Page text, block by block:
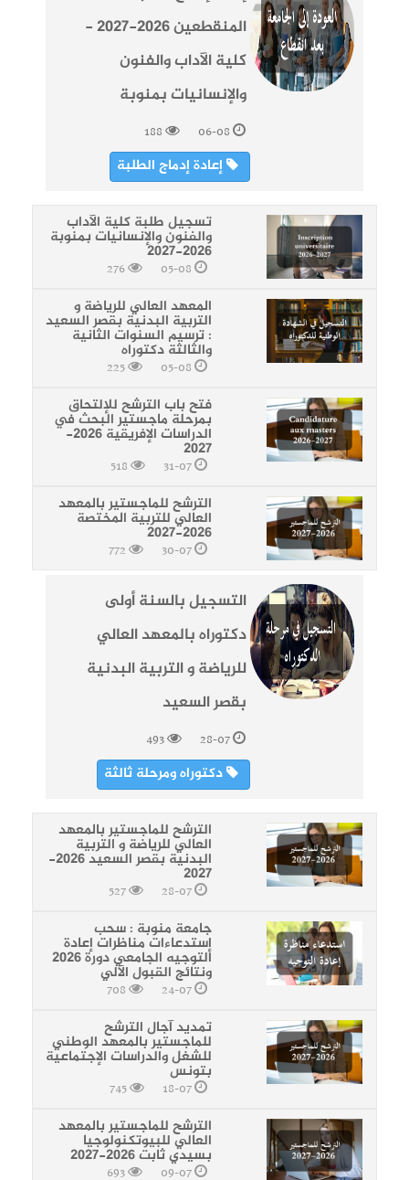
المنقطعين 2026-2027 -
كلية الآداب والفنون
والإنسانيات بمنوبة
06-08
188
إعادة إدماج الطلبة
تسجيل طلبة كلية الآداب
والفنون والإنسانيات بمنوبة
2026-2027
المعهد العالي للرياضة و
التربية البدنية بقصر السعيد
: ترسيم السنوات الثانية
والثالثة دكتوراه
فتح باب الترشح للإلتحاق
بمرحلة ماجستير البحث في
الدراسات الإفريقية 2026-
2027
الترشح للماجستير بالمعهد
العالي للتربية المختصة
2026-2027
التسجيل بالسنة أولى
دكتوراه بالمعهد العالي
للرياضة و التربية البدنية
بقصر السعيد
28-07
493
دكتوراه ومرحلة ثالثة
الترشح للماجستير بالمعهد
العالي للرياضة و التربية
البدنية بقصر السعيد 2026-
2027
جامعة منوبة : سحب
إستدعاءات مناظرات إعادة
التوجيه الجامعي دورة 2026
ونتائج القبول الآلي
تمديد آجال الترشح
للماجستير بالمعهد الوطني
للشغل والدراسات الإجتماعية
بتونس
الترشح للماجستير بالمعهد
العالي للبيوتكنولوجيا
بسيدي ثابت 2026-2027